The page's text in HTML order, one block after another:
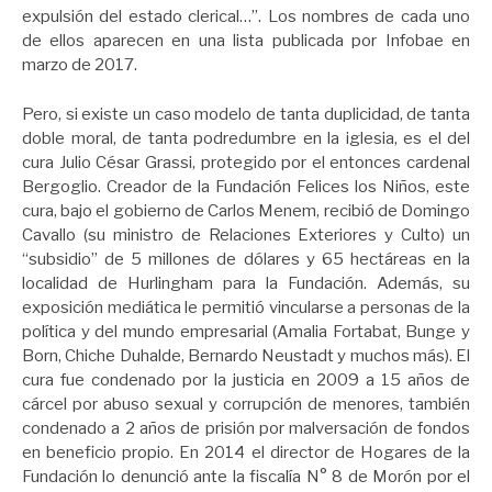
expulsión del estado clerical…”. Los nombres de cada uno
de ellos aparecen en una lista publicada por Infobae en
marzo de 2017.
Pero, si existe un caso modelo de tanta duplicidad, de tanta
doble moral, de tanta podredumbre en la iglesia, es el del
cura Julio César Grassi, protegido por el entonces cardenal
Bergoglio. Creador de la Fundación Felices los Niños, este
cura, bajo el gobierno de Carlos Menem, recibió de Domingo
Cavallo (su ministro de Relaciones Exteriores y Culto) un
“subsidio” de 5 millones de dólares y 65 hectáreas en la
localidad de Hurlingham para la Fundación. Además, su
exposición mediática le permitió vincularse a personas de la
política y del mundo empresarial (Amalia Fortabat, Bunge y
Born, Chiche Duhalde, Bernardo Neustadt y muchos más). El
cura fue condenado por la justicia en 2009 a 15 años de
cárcel por abuso sexual y corrupción de menores, también
condenado a 2 años de prisión por malversación de fondos
en beneficio propio. En 2014 el director de Hogares de la
Fundación lo denunció ante la fiscalía N° 8 de Morón por el